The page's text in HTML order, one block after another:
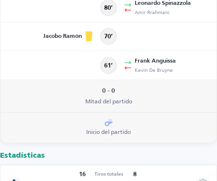
80’
Leonardo Spinazzola
Amir Rrahmani
Jacobo Ramón 70’
61’
Frank Anguissa
Kevin De Bruyne
0 - 0
Mitad del partido
Inicio del partido
Estadísticas
16 Tiros totales
8